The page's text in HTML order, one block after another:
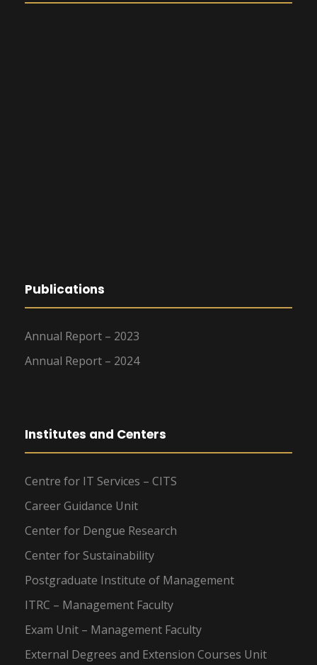
Publications
Annual Report – 2023
Annual Report – 2024
Institutes and Centers
Centre for IT Services – CITS
Career Guidance Unit
Center for Dengue Research
Center for Sustainability
Postgraduate Institute of Management
ITRC – Management Faculty
Exam Unit – Management Faculty
External Degrees and Extension Courses Unit